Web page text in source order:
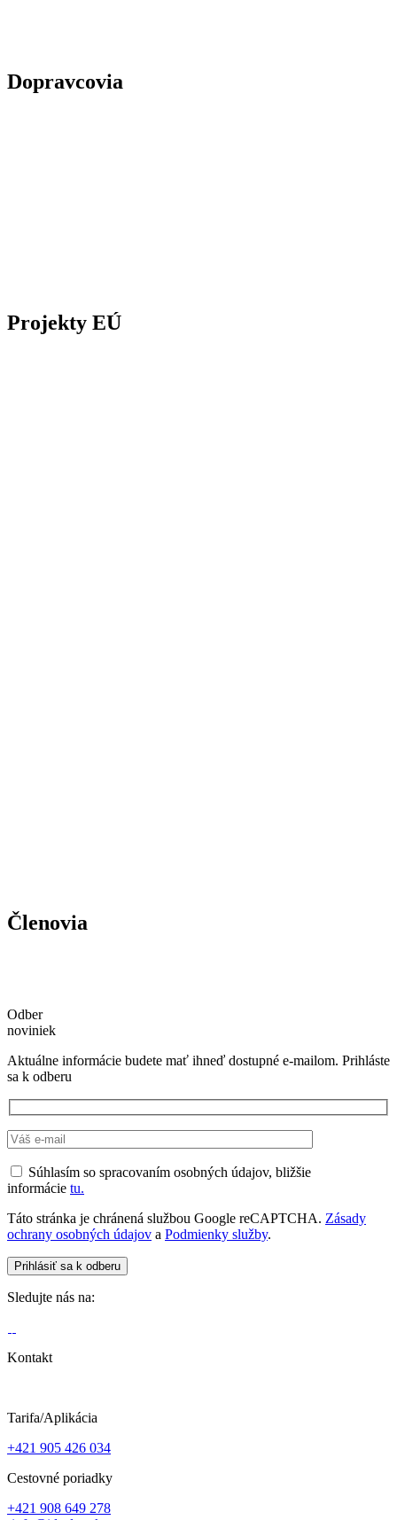
Dopravcovia
Projekty EÚ
Členovia
Odber
noviniek
Aktuálne informácie budete mať ihneď dostupné e-mailom. Prihláste
sa k odberu
Súhlasím so spracovaním osobných údajov, bližšie
informácie tu.
Táto stránka je chránená službou Google reCAPTCHA. Zásady
ochrany osobných údajov a Podmienky služby.
Sledujte nás na:
Kontakt
Tarifa/Aplikácia
+421 905 426 034
Cestovné poriadky
+421 908 649 278